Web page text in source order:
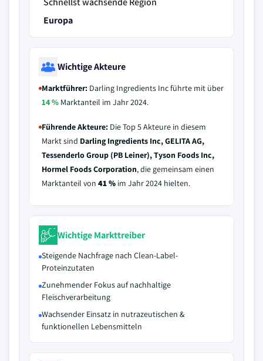
Europa
Wichtige Akteure
Marktführer: Darling Ingredients Inc führte mit über
14 % Marktanteil im Jahr 2024.
Führende Akteure: Die Top 5 Akteure in diesem
Markt sind Darling Ingredients Inc, GELITA AG,
Tessenderlo Group (PB Leiner), Tyson Foods Inc,
Hormel Foods Corporation, die gemeinsam einen
Marktanteil von 41 % im Jahr 2024 hielten.
Wichtige Markttreiber
Steigende Nachfrage nach Clean-Label-
Proteinzutaten
Zunehmender Fokus auf nachhaltige
Fleischverarbeitung
Wachsender Einsatz in nutrazeutischen &
funktionellen Lebensmitteln